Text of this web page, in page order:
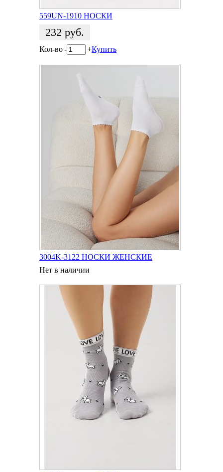
559UN-1910 НОСКИ
232 руб.
Кол-во- +Купить
3004K-3122 НОСКИ ЖЕНСКИЕ
Нет в наличии